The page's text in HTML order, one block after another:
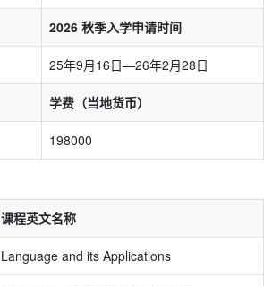
2026 秋季入学申请时间
25年9月16日—26年2月28日
学费（当地货币）
198000
课程英文名称
Language and its Applications